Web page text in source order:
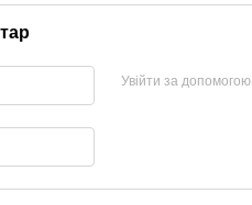
Увійти за допомогою